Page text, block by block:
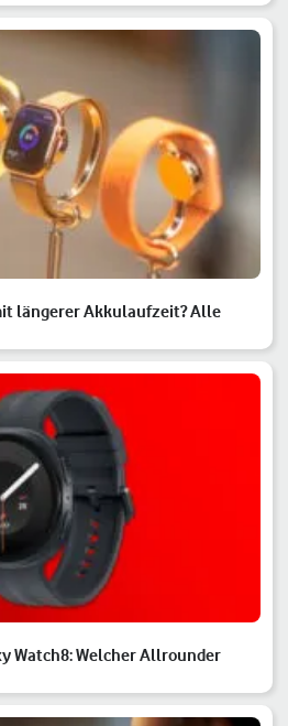
längerer Akkulaufzeit? Alle
Watch8: Welcher Allrounder